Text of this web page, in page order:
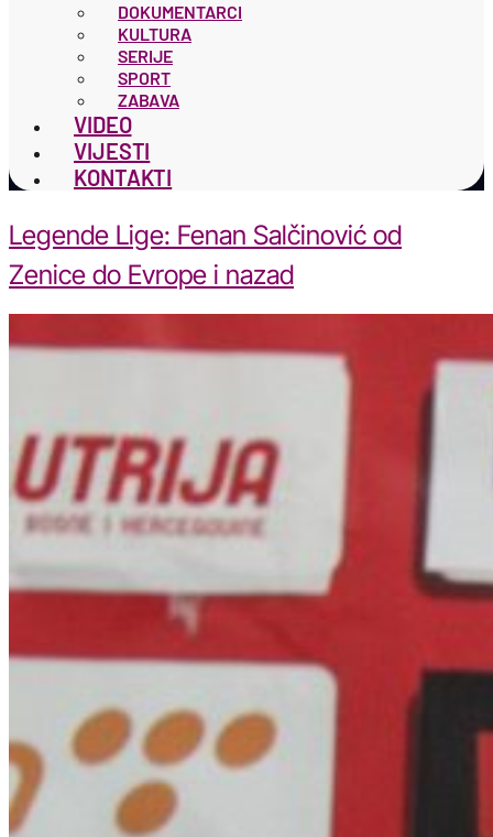
DOKUMENTARCI
KULTURA
SERIJE
SPORT
ZABAVA
VIDEO
VIJESTI
KONTAKTI
Legende Lige: Fenan Salčinović od
Zenice do Evrope i nazad